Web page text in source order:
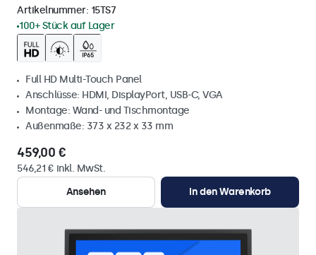
Artikelnummer: 15TS7
100+ Stück auf Lager
Full HD Multi-Touch Panel
Anschlüsse: HDMI, DisplayPort, USB-C, VGA
Montage: Wand- und Tischmontage
Außenmaße: 373 x 232 x 33 mm
459,00 €
546,21 € inkl. MwSt.
Ansehen
In den Warenkorb